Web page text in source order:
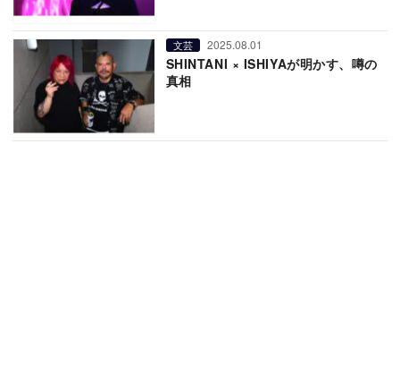
文芸 2025.08.01
SHINTANI × ISHIYAが明かす、噂の
真相